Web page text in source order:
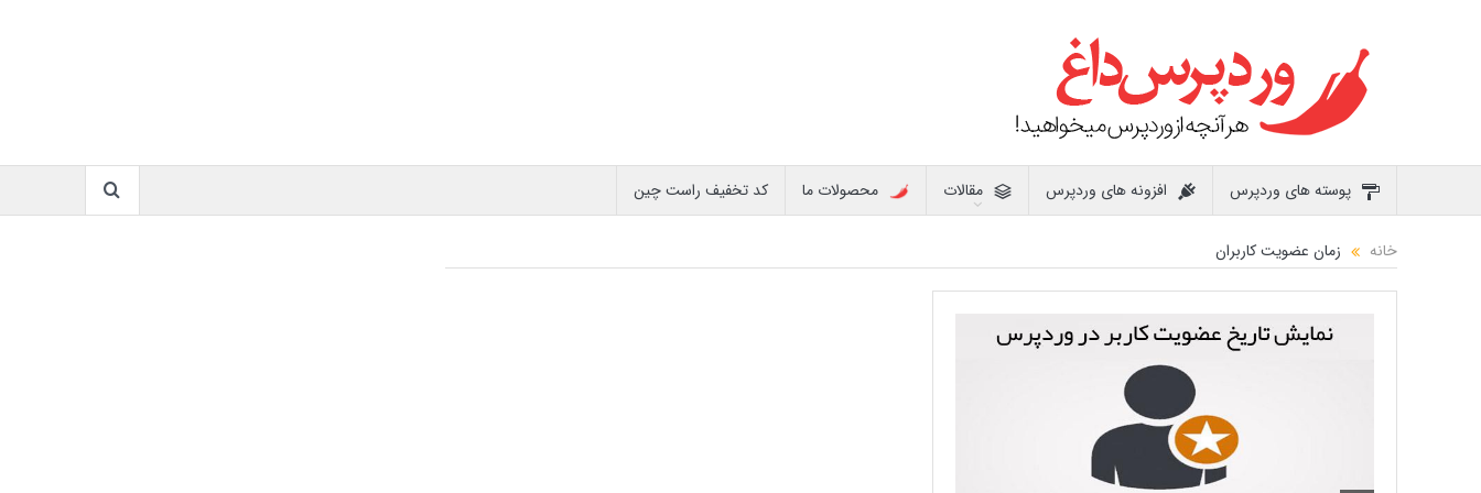
پوسته های وردپرس افزونه های وردپرس مقالات محصولات ما کد تخفیف راست چین
خانه زمان عضویت کاربران